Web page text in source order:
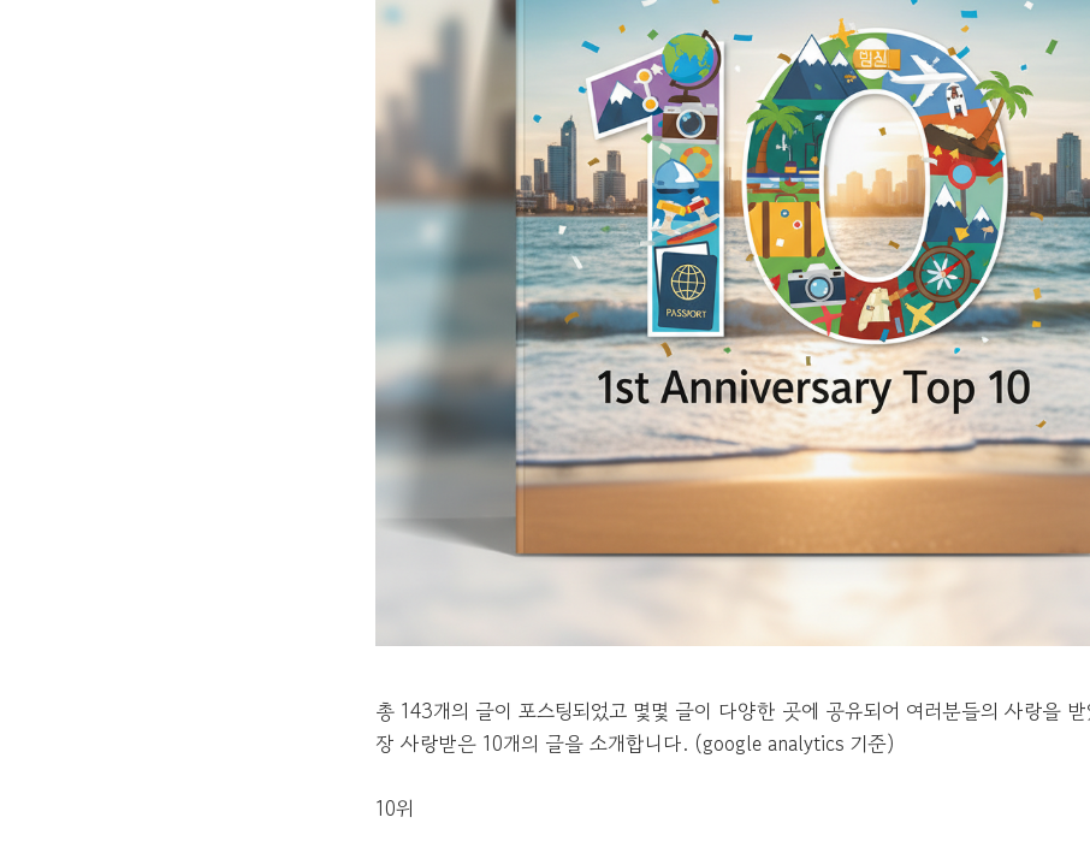
총 143개의 글이 포스팅되었고 몇몇 글이 다양한 곳에 공유되어 여러분들의 사랑을
장 사랑받은 10개의 글을 소개합니다. (google analytics 기준)
10위